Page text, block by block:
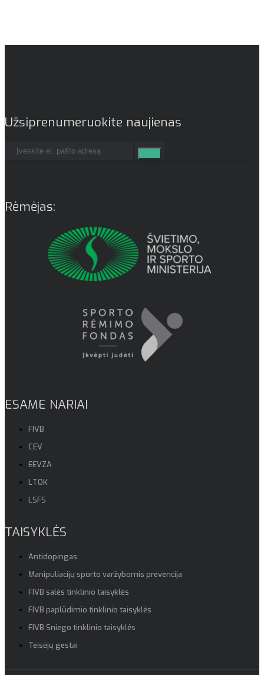
Užsiprenumeruokite naujienas
Rėmėjas:
ESAME NARIAI
FIVB
CEV
EEVZA
LTOK
LSFS
TAISYKLĖS
Antidopingas
Manipuliacijų sporto varžybomis prevencija
FIVB salės tinklinio taisyklės
FIVB paplūdimio tinklinio taisyklės
FIVB Sniego tinklinio taisyklės
Teisėjų gestai